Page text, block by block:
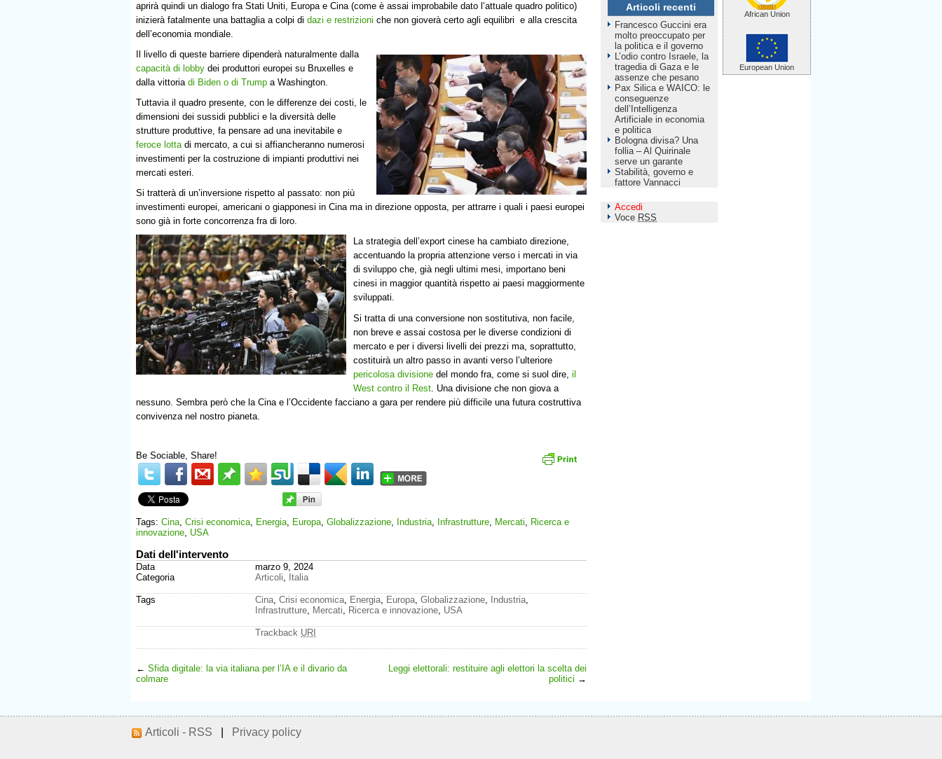
aprirà quindi un dialogo fra Stati Uniti, Europa e Cina (come è assai improbabile dato l’attuale quadro politico)
inizierà fatalmente una battaglia a colpi di dazi e restrizioni che non gioverà certo agli equilibri e alla crescita
dell’economia mondiale.
Il livello di queste barriere dipenderà naturalmente dalla
capacità di lobby dei produttori europei su Bruxelles e
dalla vittoria di Biden o di Trump a Washington.
Tuttavia il quadro presente, con le differenze dei costi, le
dimensioni dei sussidi pubblici e la diversità delle
strutture produttive, fa pensare ad una inevitabile e
feroce lottadi mercato, a cui si affiancheranno numerosi
investimenti per la costruzione di impianti produttivi nei
mercati esteri.
Si tratterà di un’inversione rispetto al passato: non più
investimenti europei, americani o giapponesi in Cina ma in direzione opposta, per attrarre i quali i paesi europei
sono già in forte concorrenza fra di loro.
La strategia dell’export cinese ha cambiato direzione,
accentuando la propria attenzione verso i mercati in via
di sviluppo che, già negli ultimi mesi, importano beni
cinesi in maggior quantità rispetto ai paesi maggiormente
sviluppati.
Si tratta di una conversione non sostitutiva, non facile,
non breve e assai costosa per le diverse condizioni di
mercato e per i diversi livelli dei prezzi ma, soprattutto,
costituirà un altro passo in avanti verso l’ulteriore
pericolosa divisione del mondo fra, come si suol dire, il
West contro il Rest . Una divisione che non giova a
nessuno. Sembra però che la Cina e l’Occidente facciano a gara per rendere più difficile una futura costruttiva
convivenza nel nostro pianeta.
Be Sociable, Share!
Tags: Cina Crisi economica Energia Europa Globalizzazione Industria Infrastrutture Mercati
Ricerca e
innovazione USA
Dati dell'intervento
Data
Categoria
marzo 9, 2024
Articoli
Italia
Tags Cina Crisi economica Energia Europa Globalizzazione Industria
Infrastrutture Mercati Ricerca e innovazione USA
Trackback URI
← Sfida digitale: la via italiana per l’IA e il divario da
colmare
Leggi elettorali: restituire agli elettori la scelta dei
politici →
Articoli recenti
Francesco Guccini era
molto preoccupato per
la politica e il governo
L’odio contro Israele, la
tragedia di Gaza e le
assenze che pesano
Pax Silica e WAICO: le
conseguenze
dell’Intelligenza
Artificiale in economia
e politica
Bologna divisa? Una
follia – Al Quirinale
serve un garante
Stabilità, governo e
fattore Vannacci
Accedi
Voce RSS
African Union
European Union
Articoli - RSS Privacy policy